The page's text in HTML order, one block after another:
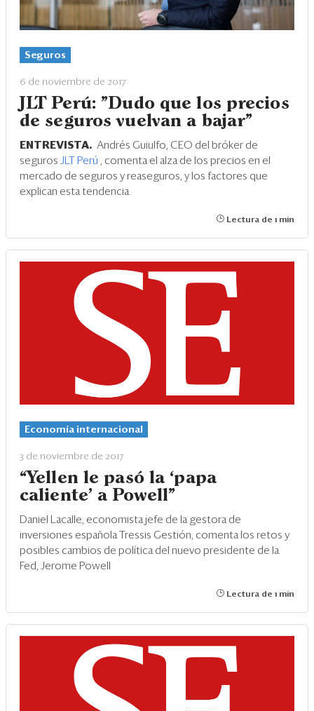
Seguros
6 de noviembre de 2017
JLT Perú: "Dudo que los precios
de seguros vuelvan a bajar"
ENTREVISTA. Andrés Guiulfo, CEO del bróker de
seguros JLT Perú
, comenta el alza de los precios en el
mercado de seguros y reaseguros, y los factores que
explican esta tendencia.
Lectura de 1 min
Economía internacional
3 de noviembre de 2017
“Yellen le pasó la ‘papa
caliente’ a Powell”
Daniel Lacalle, economista jefe de la gestora de
inversiones española Tressis Gestión, comenta los retos y
posibles cambios de política del nuevo presidente de la
Fed, Jerome Powell
Lectura de 1 min